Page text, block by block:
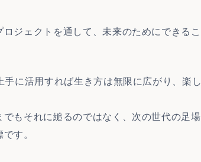
ジェクトを通して、未来のためにできるこ
に活用すれば生き方は無限に広がり、楽し
もそれに縋るのではなく、次の世代の足場
す。